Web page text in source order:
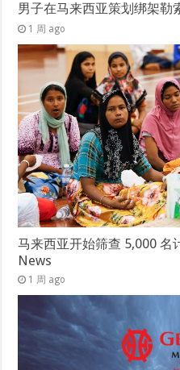
男子在马来西亚策划绑架勒
1 周 ago
马来西亚开始筛查 5,000 名
News
1 周 ago